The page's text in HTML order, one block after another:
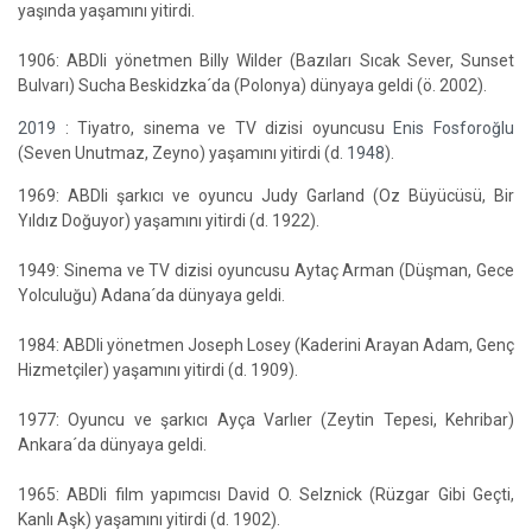
yaşında yaşamını yitirdi.
1906: ABDli yönetmen Billy Wilder (Bazıları Sıcak Sever, Sunset
Bulvarı) Sucha Beskidzka´da (Polonya) dünyaya geldi (ö. 2002).
2019 : Tiyatro, sinema ve TV dizisi oyuncusu Enis Fosforoğlu
(Seven Unutmaz, Zeyno) yaşamını yitirdi (d. 1948).
1969: ABDli şarkıcı ve oyuncu Judy Garland (Oz Büyücüsü, Bir
Yıldız Doğuyor) yaşamını yitirdi (d. 1922).
1949: Sinema ve TV dizisi oyuncusu Aytaç Arman (Düşman, Gece
Yolculuğu) Adana´da dünyaya geldi.
1984: ABDli yönetmen Joseph Losey (Kaderini Arayan Adam, Genç
Hizmetçiler) yaşamını yitirdi (d. 1909).
1977: Oyuncu ve şarkıcı Ayça Varlıer (Zeytin Tepesi, Kehribar)
Ankara´da dünyaya geldi.
1965: ABDli film yapımcısı David O. Selznick (Rüzgar Gibi Geçti,
Kanlı Aşk) yaşamını yitirdi (d. 1902).